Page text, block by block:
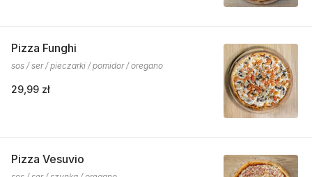
Pizza Funghi
sos / ser / pieczarki / pomidor / oregano
29,99 zł
Pizza Vesuvio